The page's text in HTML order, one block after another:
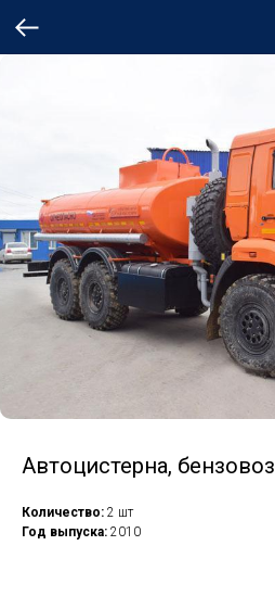
Автоцистерна, бензовоз
Количество: 2 шт
Год выпуска: 2010